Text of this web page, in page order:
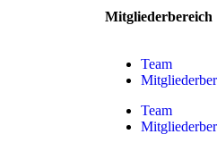
Mitgliederbereich
Team
Team